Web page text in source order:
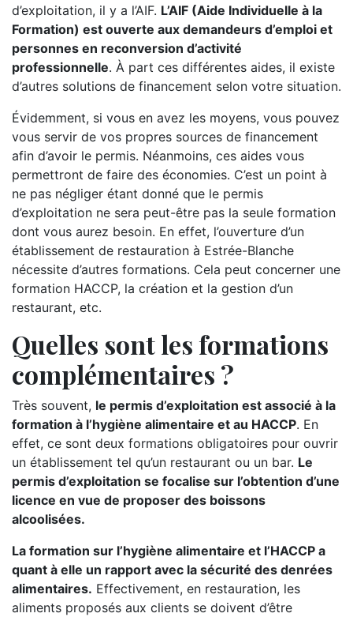
d’exploitation, il y a l’AIF. L’AIF (Aide Individuelle à la
Formation) est ouverte aux demandeurs d’emploi et
personnes en reconversion d’activité
professionnelle. À part ces différentes aides, il existe
d’autres solutions de financement selon votre situation.
Évidemment, si vous en avez les moyens, vous pouvez
vous servir de vos propres sources de financement
afin d’avoir le permis. Néanmoins, ces aides vous
permettront de faire des économies. C’est un point à
ne pas négliger étant donné que le permis
d’exploitation ne sera peut-être pas la seule formation
dont vous aurez besoin. En effet, l’ouverture d’un
établissement de restauration à Estrée-Blanche
nécessite d’autres formations. Cela peut concerner une
formation HACCP, la création et la gestion d’un
restaurant, etc.
Quelles sont les formations
complémentaires ?
Très souvent, le permis d’exploitation est associé à la
formation à l’hygiène alimentaire et au HACCP. En
effet, ce sont deux formations obligatoires pour ouvrir
un établissement tel qu’un restaurant ou un bar. Le
permis d’exploitation se focalise sur l’obtention d’une
licence en vue de proposer des boissons
alcoolisées.
La formation sur l’hygiène alimentaire et l’HACCP a
quant à elle un rapport avec la sécurité des denrées
alimentaires. Effectivement, en restauration, les
aliments proposés aux clients se doivent d’être